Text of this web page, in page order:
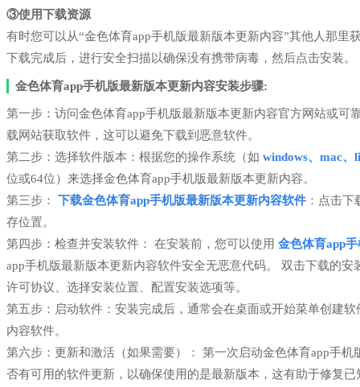
③使用下载资源
有时您可以从“金色体育app手机版最新版本更新内容”其他人那
下载完成后，进行安全扫描以确保没有携带病毒，然后点击安装。
金色体育app手机版最新版本更新内容安装步骤:
第一步：访问金色体育app手机版最新版本更新内容官方网站或
载网站获取软件，这可以避免下载到恶意软件。
第二步：选择软件版本：根据您的操作系统（如 windows、mac、
位或64位）来选择金色体育app手机版最新版本更新内容。
第三步： 下载金色体育app手机版最新版本更新内容软件 ：点击
存位置。
第四步：检查并安装软件： 在安装前，您可以使用 金色体育app
app手机版最新版本更新内容软件安全无恶意代码。 双击下载的
许可协议、选择安装位置、配置安装选项等。
第五步：启动软件：安装完成后，通常会在桌面或开始菜单创建
内容软件。
第六步：更新和激活（如果需要）： 第一次启动金色体育app手
否有可用的软件更新，以确保使用的是最新版本，这有助于修复